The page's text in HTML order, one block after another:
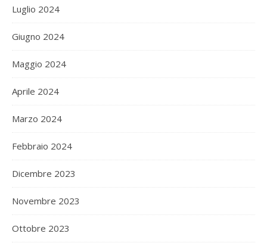
Luglio 2024
Giugno 2024
Maggio 2024
Aprile 2024
Marzo 2024
Febbraio 2024
Dicembre 2023
Novembre 2023
Ottobre 2023